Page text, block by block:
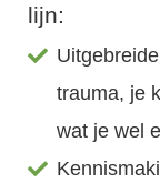
lijn:
trauma, je
wat je wel